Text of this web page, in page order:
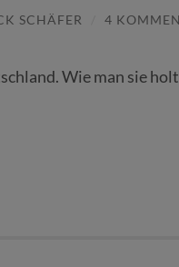
SCHÄFER 4
Wie man sie